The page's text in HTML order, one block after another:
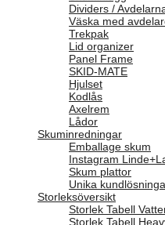
Dividers /
Väska med
Trekpak
Lid organizer
Panel Frame
SKID-MATE
Hjulset
Kodlås
Axelrem
Lådor
Skuminredningar
Emballage skum
Instagram
Skum plattor
Unika
Storleksöversikt
Storlek Tabell
Storlek Tabell